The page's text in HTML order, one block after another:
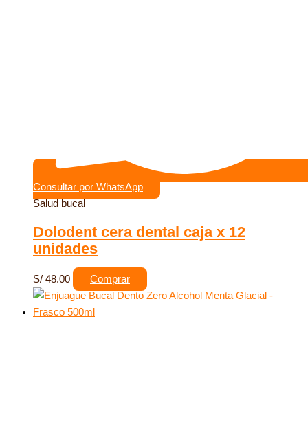
Consultar por WhatsApp
Salud bucal
Dolodent cera dental caja x 12
unidades
S/ 48.00 Comprar